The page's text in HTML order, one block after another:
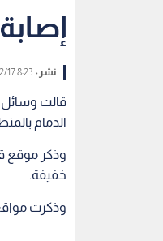
إصابة 18 بحادث قطار بين الرياض والدمام
نشر :8:23 2017/2/17
الدمام
خفيفة.
وذكرت